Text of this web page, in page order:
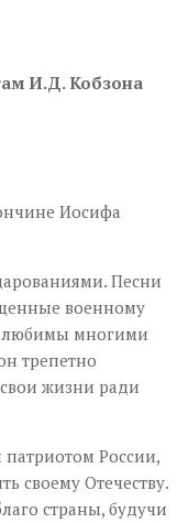
И.Д. Кобзона
Иосифа
Песни
военному
любимы многими
трепетно
свои жизни ради
России,
своему Отечеству.
страны, будучи